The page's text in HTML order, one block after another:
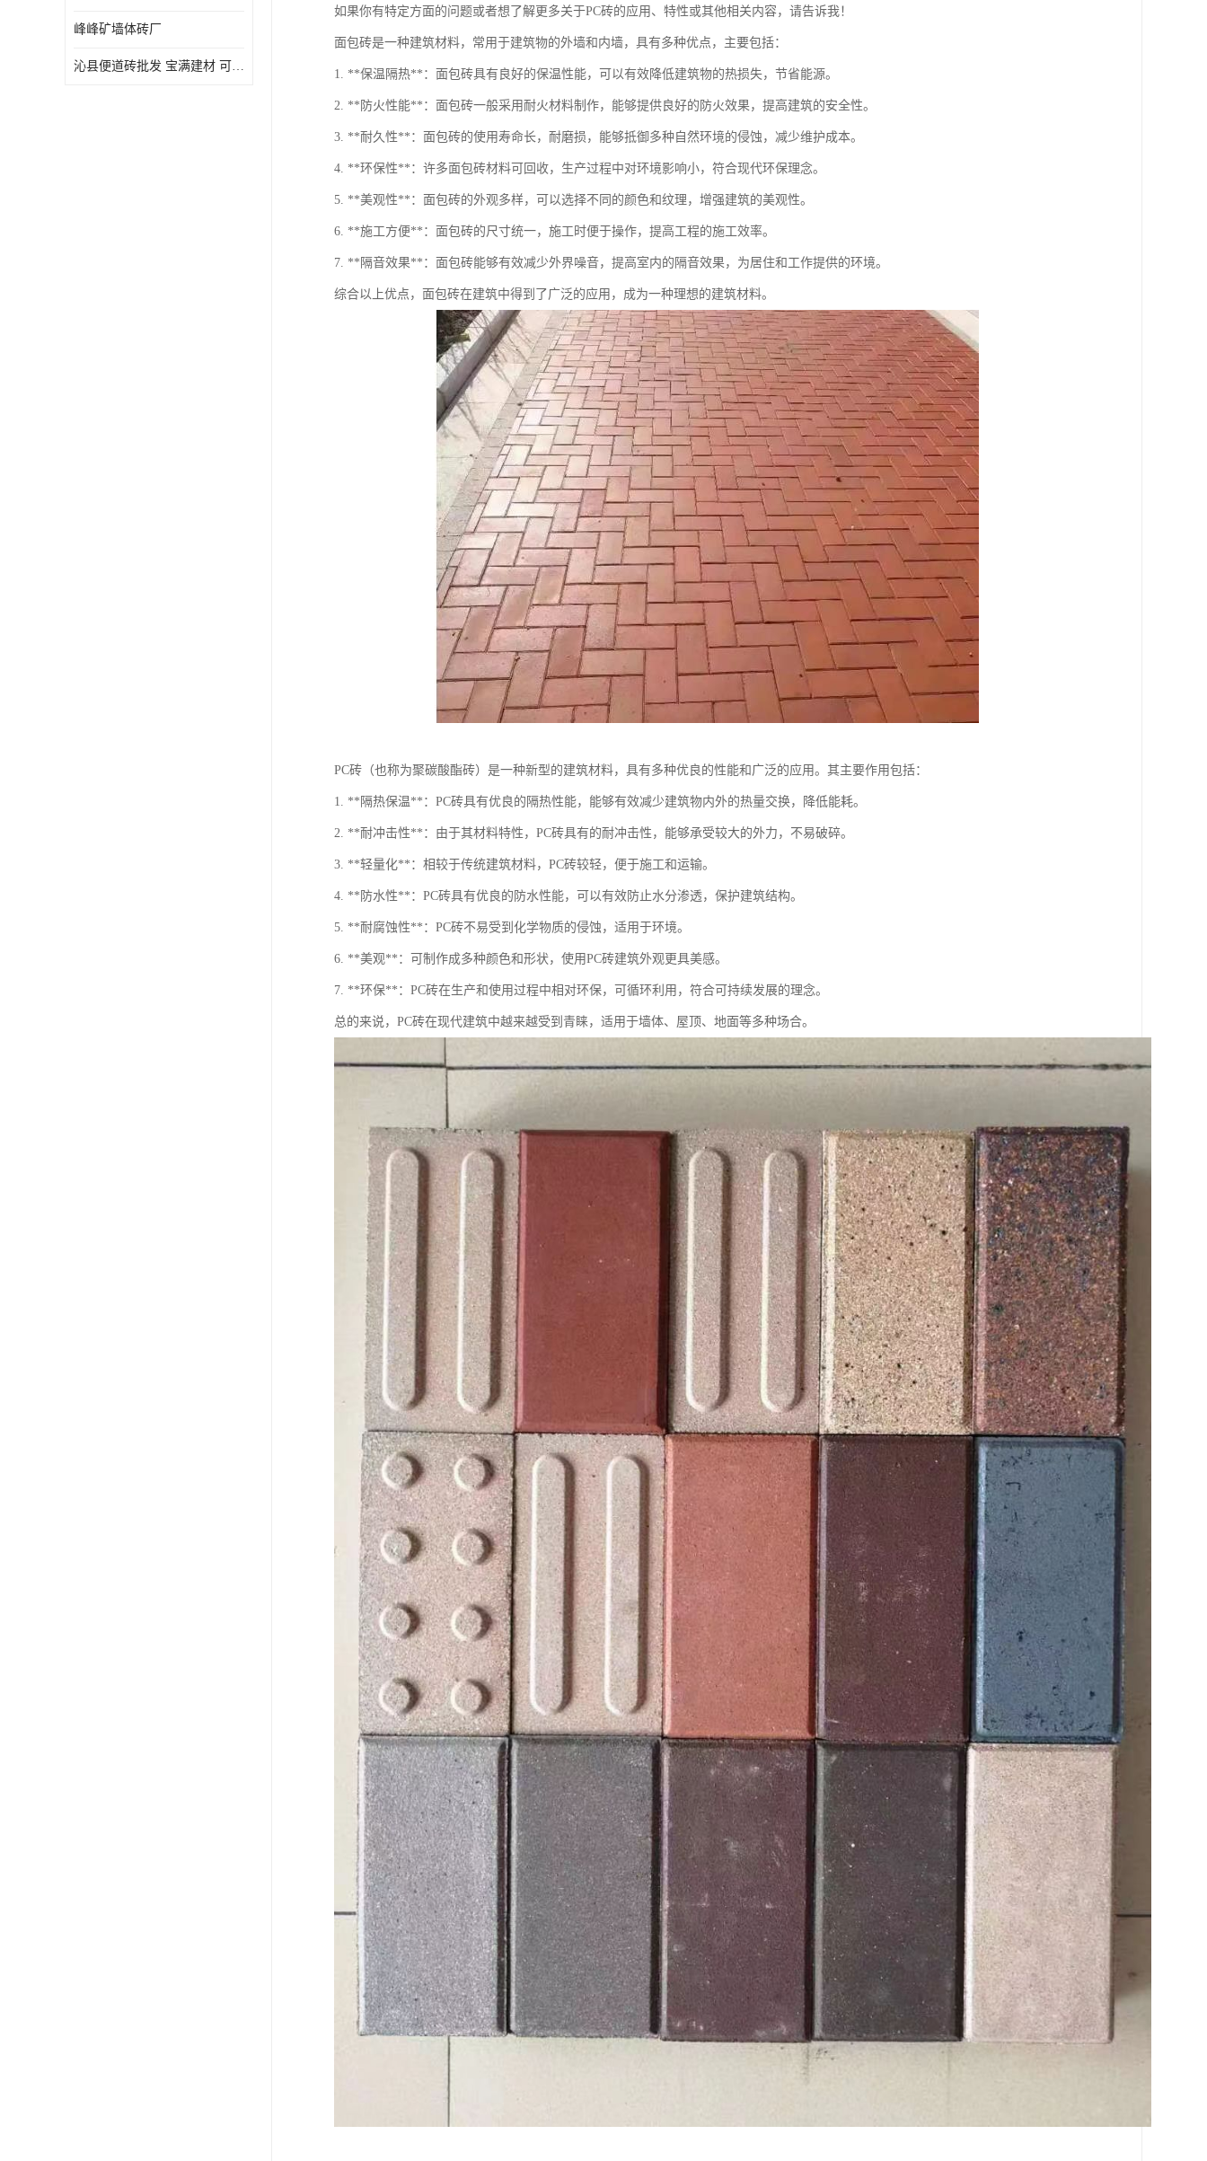
峰峰矿墙体砖厂
沁县便道砖批发 宝满建材 可定制
如果你有特定方面的问题或者想了解更多关于PC砖的应用、特性或其他相关内容，请告诉我！
面包砖是一种建筑材料，常用于建筑物的外墙和内墙，具有多种优点，主要包括：
1. **保温隔热**：面包砖具有良好的保温性能，可以有效降低建筑物的热损失，节省能源。
2. **防火性能**：面包砖一般采用耐火材料制作，能够提供良好的防火效果，提高建筑的安全性。
3. **耐久性**：面包砖的使用寿命长，耐磨损，能够抵御多种自然环境的侵蚀，减少维护成本。
4. **环保性**：许多面包砖材料可回收，生产过程中对环境影响小，符合现代环保理念。
5. **美观性**：面包砖的外观多样，可以选择不同的颜色和纹理，增强建筑的美观性。
6. **施工方便**：面包砖的尺寸统一，施工时便于操作，提高工程的施工效率。
7. **隔音效果**：面包砖能够有效减少外界噪音，提高室内的隔音效果，为居住和工作提供的环境。
综合以上优点，面包砖在建筑中得到了广泛的应用，成为一种理想的建筑材料。
PC砖（也称为聚碳酸酯砖）是一种新型的建筑材料，具有多种优良的性能和广泛的应用。其主要作用包括：
1. **隔热保温**：PC砖具有优良的隔热性能，能够有效减少建筑物内外的热量交换，降低能耗。
2. **耐冲击性**：由于其材料特性，PC砖具有的耐冲击性，能够承受较大的外力，不易破碎。
3. **轻量化**：相较于传统建筑材料，PC砖较轻，便于施工和运输。
4. **防水性**：PC砖具有优良的防水性能，可以有效防止水分渗透，保护建筑结构。
5. **耐腐蚀性**：PC砖不易受到化学物质的侵蚀，适用于环境。
6. **美观**：可制作成多种颜色和形状，使用PC砖建筑外观更具美感。
7. **环保**：PC砖在生产和使用过程中相对环保，可循环利用，符合可持续发展的理念。
总的来说，PC砖在现代建筑中越来越受到青睐，适用于墙体、屋顶、地面等多种场合。